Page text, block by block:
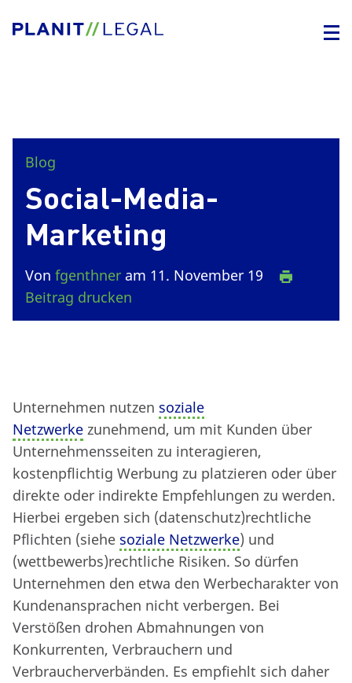
Blog
Social-Media-
Marketing
Von fgenthner am 11. November 19
Beitrag drucken
Unternehmen nutzen soziale
Netzwerke zunehmend, um mit Kunden über
Unternehmensseiten zu interagieren,
kostenpflichtig Werbung zu platzieren oder über
direkte oder indirekte Empfehlungen zu werden.
Hierbei ergeben sich (datenschutz)rechtliche
Pflichten (siehe soziale Netzwerke) und
(wettbewerbs)rechtliche Risiken. So dürfen
Unternehmen den etwa den Werbecharakter von
Kundenansprachen nicht verbergen. Bei
Verstößen drohen Abmahnungen von
Konkurrenten, Verbrauchern und
Verbraucherverbänden. Es empfiehlt sich daher